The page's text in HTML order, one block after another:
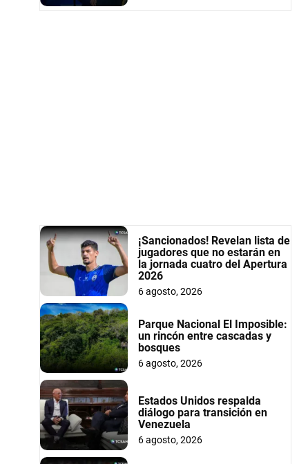
¡Sancionados! Revelan lista de
jugadores que no estarán en
la jornada cuatro del Apertura
2026
6 agosto, 2026
Parque Nacional El Imposible:
un rincón entre cascadas y
bosques
6 agosto, 2026
Estados Unidos respalda
diálogo para transición en
Venezuela
6 agosto, 2026